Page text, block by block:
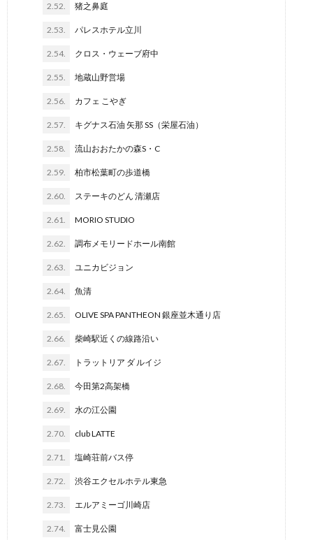
2.52. 猪之鼻庭
2.53. パレスホテル立川
2.54. クロス・ウェーブ府中
2.55. 地蔵山野営場
2.56. カフェ こやぎ
2.57. キグナス石油 矢那 SS（栄屋石油）
2.58. 流山おおたかの森S・C
2.59. 柏市松葉町の歩道橋
2.60. ステーキのどん 清瀬店
2.61. MORIO STUDIO
2.62. 調布メモリードホール南館
2.63. ユニカビジョン
2.64. 魚清
2.65. OLIVE SPA PANTHEON 銀座並木通り店
2.66. 柴崎駅近くの線路沿い
2.67. トラットリア ダ ルイジ
2.68. 今田第2高架橋
2.69. 水の江公園
2.70. club LATTE
2.71. 塩崎荘前バス停
2.72. 渋谷エクセルホテル東急
2.73. エルアミーゴ川崎店
2.74. 富士見公園